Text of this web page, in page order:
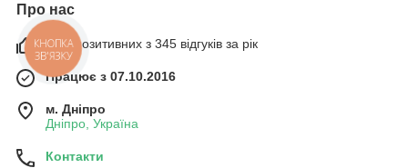
Про нас
98% позитивних з 345 відгуків за рік
Працює з 07.10.2016
м. Дніпро
Дніпро, Україна
Контакти